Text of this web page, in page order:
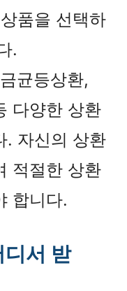
품을 선택하
.
균등상환,
다양한 상환
. 자신의 상환
적절한 상환
합니다.
디서 받